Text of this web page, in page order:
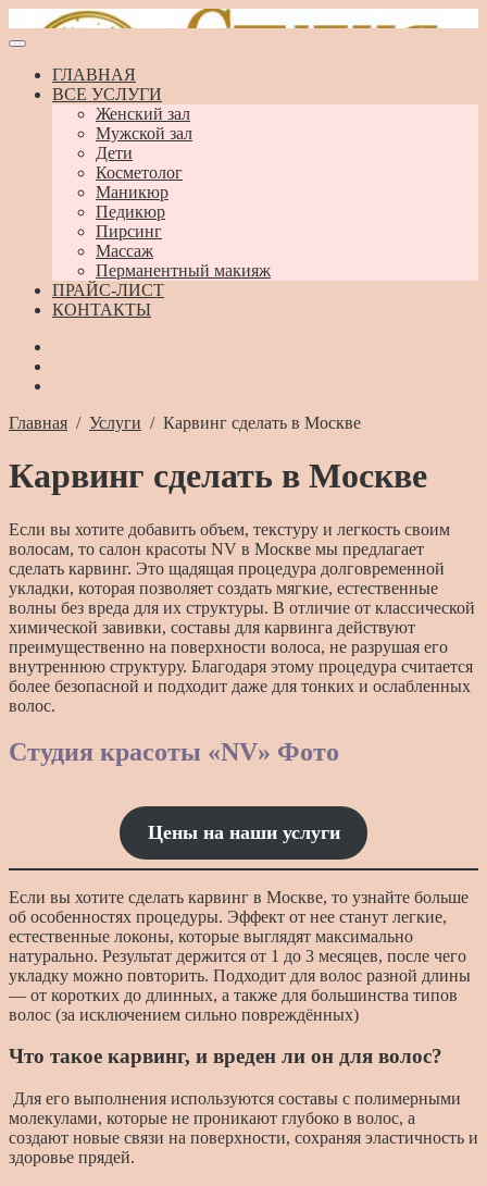
ГЛАВНАЯ
ВСЕ УСЛУГИ
Женский зал
Мужской зал
Дети
Косметолог
Маникюр
Педикюр
Пирсинг
Массаж
Перманентный макияж
ПРАЙС-ЛИСТ
КОНТАКТЫ
Главная / Услуги / Карвинг сделать в Москве
Карвинг сделать в Москве
Если вы хотите добавить объем, текстуру и легкость своим
волосам, то салон красоты NV в Москве мы предлагает
сделать карвинг. Это щадящая процедура долговременной
укладки, которая позволяет создать мягкие, естественные
волны без вреда для их структуры. В отличие от классической
химической завивки, составы для карвинга действуют
преимущественно на поверхности волоса, не разрушая его
внутреннюю структуру. Благодаря этому процедура считается
более безопасной и подходит даже для тонких и ослабленных
волос.
Студия красоты «NV» Фото
Цены на наши услуги
Если вы хотите сделать карвинг в Москве, то узнайте больше
об особенностях процедуры. Эффект от нее станут легкие,
естественные локоны, которые выглядят максимально
натурально. Результат держится от 1 до 3 месяцев, после чего
укладку можно повторить. Подходит для волос разной длины
— от коротких до длинных, а также для большинства типов
волос (за исключением сильно повреждённых)
Что такое карвинг, и вреден ли он для волос?
Для его выполнения используются составы с полимерными
молекулами, которые не проникают глубоко в волос, а
создают новые связи на поверхности, сохраняя эластичность и
здоровье прядей.